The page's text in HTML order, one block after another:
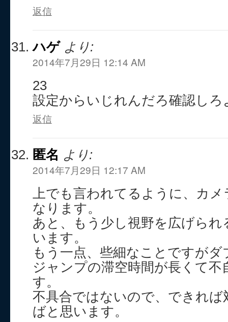
返信
ハゲ より:
2014年7月29日 12:14 AM
23
設定からいじれんだろ確認しろ
返信
匿名 より:
2014年7月29日 12:17 AM
上でも言われてるように、カ
なります。
あと、もう少し視野を広げら
います。
もう一点、些細なことですが
ジャンプの滞空時間が長くて不
す。
不具合ではないので、できれ
ばと思います。